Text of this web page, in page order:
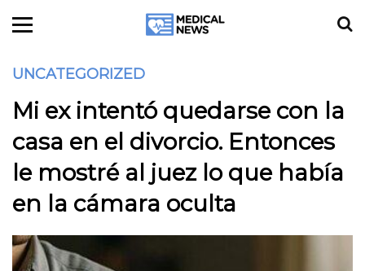
UNCATEGORIZED
Mi ex intentó quedarse con la
casa en el divorcio. Entonces
le mostré al juez lo que había
en la cámara oculta